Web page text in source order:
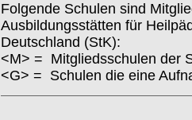
Folgende Schulen sind
Ausbildungsstätten für
Deutschland (StK):
<M> = Mitgliedsschulen der
<G> = Schulen die eine